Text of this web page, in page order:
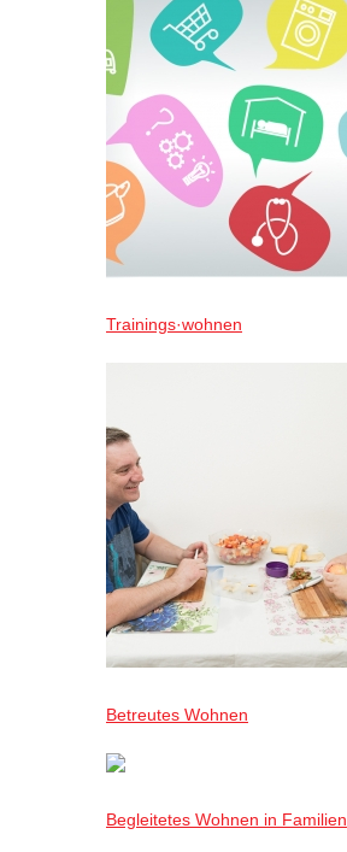
Trainings·wohnen
Betreutes Wohnen
Begleitetes Wohnen in Familien